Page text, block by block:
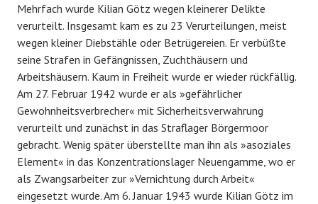
Mehrfach wurde Kilian Götz wegen kleinerer Delikte
verurteilt. Insgesamt kam es zu 23 Verurteilungen, meist
wegen kleiner Diebstähle oder Betrügereien. Er verbüßte
seine Strafen in Gefängnissen, Zuchthäusern und
Arbeitshäusern. Kaum in Freiheit wurde er wieder rückfällig.
Am 27. Februar 1942 wurde er als »gefährlicher
Gewohnheitsverbrecher« mit Sicherheitsverwahrung
verurteilt und zunächst in das Straflager Börgermoor
gebracht. Wenig später überstellte man ihn als »asoziales
Element« in das Konzentrationslager Neuengamme, wo er
als Zwangsarbeiter zur »Vernichtung durch Arbeit«
eingesetzt wurde. Am 6. Januar 1943 wurde Kilian Götz im